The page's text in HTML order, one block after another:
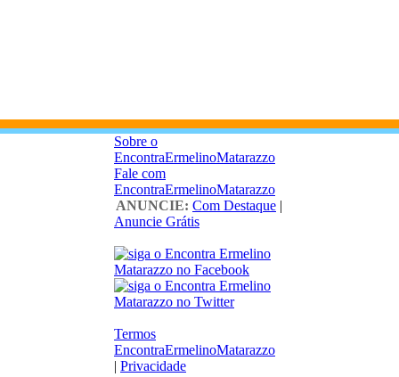
Sobre o
EncontraErmelinoMatarazzo
Fale com
EncontraErmelinoMatarazzo
ANUNCIE: Com Destaque |
Anuncie Grátis
Termos
EncontraErmelinoMatarazzo
| Privacidade